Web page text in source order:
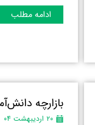
ادامه مطلب
بازارچه
۲۰ اردیبهشت ۰۴